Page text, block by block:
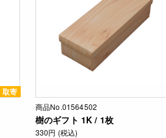
取寄
商品No.01564502
樹のギフト 1K / 1枚
330円 (税込)